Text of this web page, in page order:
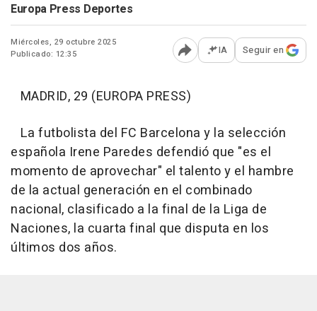
Europa Press Deportes
Miércoles, 29 octubre 2025
Publicado: 12:35
Abrir opciones para
IA Seguir en
MADRID, 29 (EUROPA PRESS)
La futbolista del FC Barcelona y la selección
española Irene Paredes defendió que "es el
momento de aprovechar" el talento y el hambre
de la actual generación en el combinado
nacional, clasificado a la final de la Liga de
Naciones, la cuarta final que disputa en los
últimos dos años.